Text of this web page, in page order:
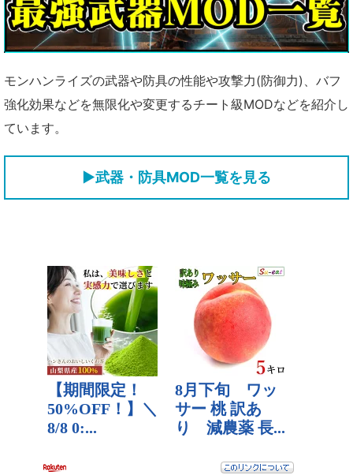
モンハンライズの武器や防具の性能や攻撃力(防御力)、バフ
強化効果などを無限化や変更するチート級MODなどを紹介し
ています。
▶武器・防具MOD一覧を見る